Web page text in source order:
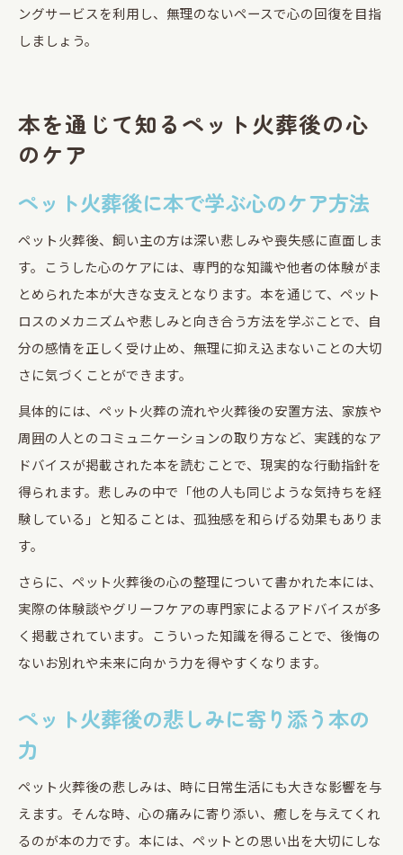
ングサービスを利用し、無理のないペースで心の回復を目指
しましょう。
本を通じて知るペット火葬後の心
のケア
ペット火葬後に本で学ぶ心のケア方法
ペット火葬後、飼い主の方は深い悲しみや喪失感に直面しま
す。こうした心のケアには、専門的な知識や他者の体験がま
とめられた本が大きな支えとなります。本を通じて、ペット
ロスのメカニズムや悲しみと向き合う方法を学ぶことで、自
分の感情を正しく受け止め、無理に抑え込まないことの大切
さに気づくことができます。
具体的には、ペット火葬の流れや火葬後の安置方法、家族や
周囲の人とのコミュニケーションの取り方など、実践的なア
ドバイスが掲載された本を読むことで、現実的な行動指針を
得られます。悲しみの中で「他の人も同じような気持ちを経
験している」と知ることは、孤独感を和らげる効果もありま
す。
さらに、ペット火葬後の心の整理について書かれた本には、
実際の体験談やグリーフケアの専門家によるアドバイスが多
く掲載されています。こういった知識を得ることで、後悔の
ないお別れや未来に向かう力を得やすくなります。
ペット火葬後の悲しみに寄り添う本の
力
ペット火葬後の悲しみは、時に日常生活にも大きな影響を与
えます。そんな時、心の痛みに寄り添い、癒しを与えてくれ
るのが本の力です。本には、ペットとの思い出を大切にしな